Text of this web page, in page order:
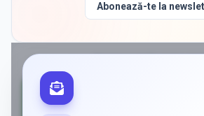
Abonează-te la